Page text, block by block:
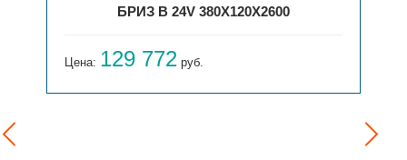
БРИЗ В 24V 380X120X2600
Цена: 129 772 руб.